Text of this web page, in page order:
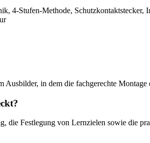
4-Stufen-Methode,
in dem die fachgerechte
die Festlegung von Lernzielen sowie die